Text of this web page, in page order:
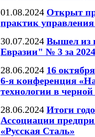
01.08.2024 Открыт
практик
30.07.2024 Вышел из
Евразии" № 3 за
28.06.2024 16
6-я конференция
технологии в
28.06.2024 Итоги
Ассоциации
«Русская Сталь»